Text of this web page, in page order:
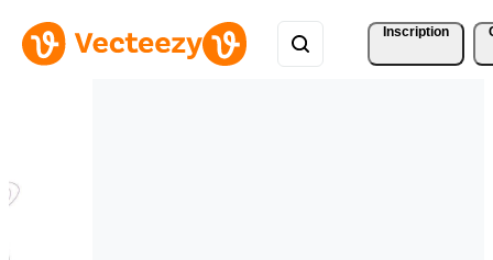
Inscription